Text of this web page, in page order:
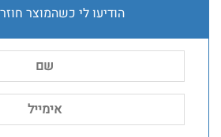
הודיעו לי כשהמוצר